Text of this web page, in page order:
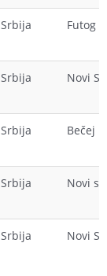
Srbija Futog
Srbija Novi
Srbija Bečej
Srbija Novi
Srbija Novi